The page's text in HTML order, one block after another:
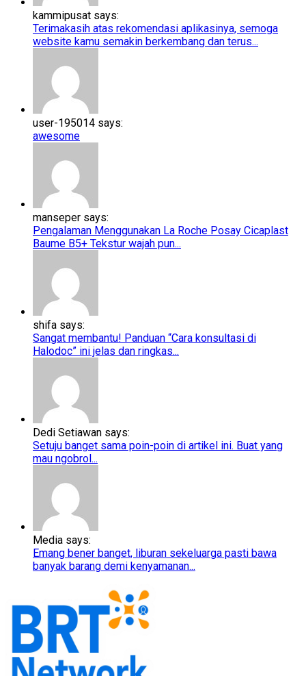
kammipusat says:
Terimakasih atas rekomendasi aplikasinya, semoga
website kamu semakin berkembang dan terus...
user-195014 says:
awesome
manseper says:
Pengalaman Menggunakan La Roche Posay Cicaplast
Baume B5+​​ Tekstur wajah pun...
shifa says:
Sangat membantu! Panduan “Cara konsultasi di
Halodoc” ini jelas dan ringkas...
Dedi Setiawan says:
Setuju banget sama poin-poin di artikel ini. Buat yang
mau ngobrol...
Media says:
Emang bener banget, liburan sekeluarga pasti bawa
banyak barang demi kenyamanan...